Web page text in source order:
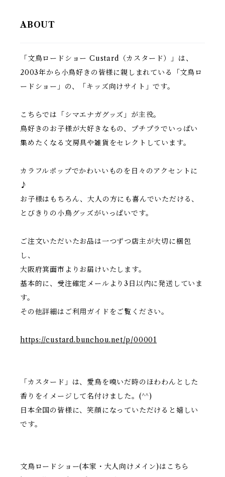
ABOUT
「文鳥ロードショー Custard（カスタード）」は、
2003年から小鳥好きの皆様に親しまれている「文鳥ロ
ードショー」の、「キッズ向けサイト」です。
こちらでは「シマエナガグッズ」が主役。
鳥好きのお子様が大好きなもの、プチプラでいっぱい
集めたくなる文房具や雑貨をセレクトしています。
カラフルポップでかわいいものを日々のアクセントに
♪
お子様はもちろん、大人の方にも喜んでいただける、
とびきりの小鳥グッズがいっぱいです。
ご注文いただいたお品は一つずつ店主が大切に梱包
し、
大阪府箕面市よりお届けいたします。
基本的に、受注確定メールより3日以内に発送していま
す。
その他詳細はご利用ガイドをご覧ください。
https://custard.bunchou.net/p/00001
「カスタード」は、愛鳥を嗅いだ時のほわわんとした
香りをイメージして名付けました。(^^)
日本全国の皆様に、笑顔になっていただけると嬉しい
です。
文鳥ロードショー(本家・大人向けメイン)はこちら